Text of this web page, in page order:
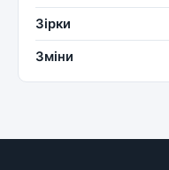
Зірки
Зміни